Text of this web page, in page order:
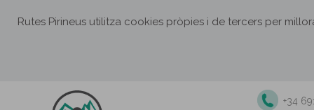
Rutes Pirineus utilitza cookies pròpies i de tercers per
+34